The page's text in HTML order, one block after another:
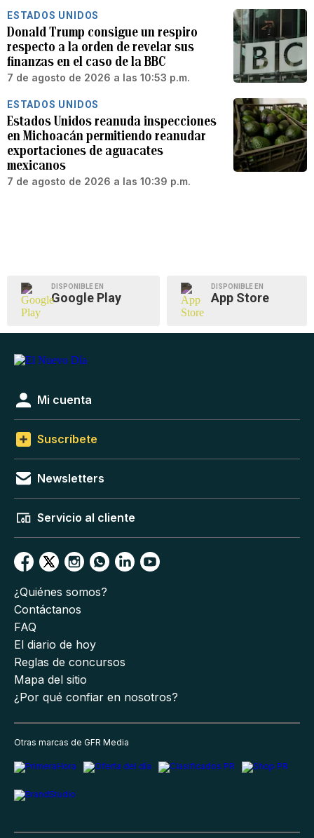
ESTADOS UNIDOS
Donald Trump consigue un respiro
respecto a la orden de revelar sus
finanzas en el caso de la BBC
7 de agosto de 2026 a las 10:53 p.m.
ESTADOS UNIDOS
Estados Unidos reanuda inspecciones
en Michoacán permitiendo reanudar
exportaciones de aguacates
mexicanos
7 de agosto de 2026 a las 10:39 p.m.
DISPONIBLE EN
Google Play
DISPONIBLE EN
App Store
Mi cuenta
Suscríbete
Newsletters
Servicio al cliente
¿Quiénes somos?
Contáctanos
FAQ
El diario de hoy
Reglas de concursos
Mapa del sitio
¿Por qué confiar en nosotros?
Otras marcas de GFR Media